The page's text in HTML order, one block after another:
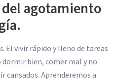
del agotamiento
. El vivir rápido y lleno de tareas
dormir bien, comer mal y no
cansados. Aprenderemos a